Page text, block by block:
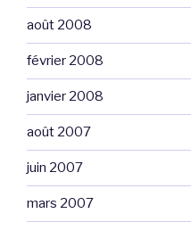
août 2008
février 2008
janvier 2008
août 2007
juin 2007
mars 2007